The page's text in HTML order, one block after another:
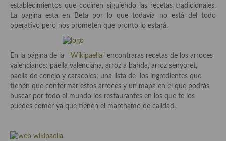
Origen y evolución de la comida
Protocolo y buenas maneras.
Viajes eno-gastro-turísticos
En El Candelero
Las opiniones de la «Cocinera»
establecimientos que cocinen siguiendo las recetas tradicionales.
La pagina esta en Beta por lo que todavía no está del todo
operativo pero nos prometen que pronto lo estará.
En la página de la “Wikipaella” encontraras recetas de los arroces
valencianos: paella valenciana, arroz a banda, arroz senyoret,
paella de conejo y caracoles; una lista de los ingredientes que
tienen que conformar estos arroces y un mapa en el que podrás
buscar por todo el mundo los restaurantes en los que te los
puedes comer ya que tienen el marchamo de calidad.